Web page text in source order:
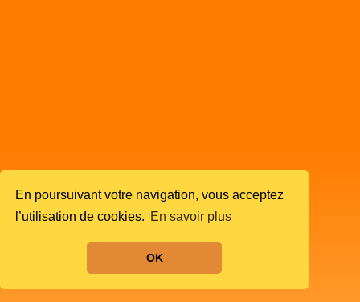
En poursuivant votre navigation, vous acceptez
l’utilisation de cookies. En savoir plus
OK